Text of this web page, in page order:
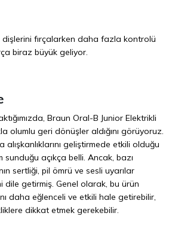
dişlerini fırçalarken daha fazla kontrolü
biraz büyük geliyor.
Braun Oral-B Junior Elektrikli
olumlu geri dönüşler aldığını görüyoruz.
alışkanlıklarını geliştirmede etkili olduğu
açıkça belli. Ancak, bazı
sertliği, pil ömrü ve sesli uyarılar
dile getirmiş. Genel olarak, bu ürün
daha eğlenceli ve etkili hale getirebilir,
dikkat etmek gerekebilir.